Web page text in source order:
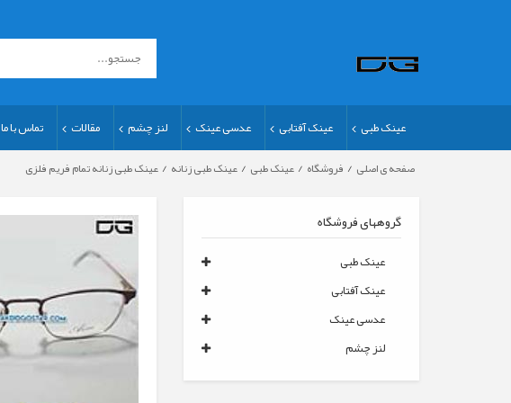
عینک طبی عینک آفتابی عدسی عینک لنز چشم مقالات تماس با ما
صفحه ی اصلی / فروشگاه / عینک طبی / عینک طبی زنانه / عینک طبی زنانه تمام فریم فلزی
گروههای فروشگاه
عینک طبی
عینک آفتابی
عدسی عینک
لنز چشم